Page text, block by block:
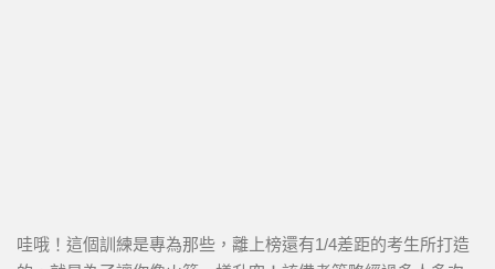
哇哦！這個訓練是專為那些，離上榜還有1/4差距的考生所打造